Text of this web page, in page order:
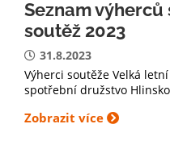
Seznam
soutěž 2023
31.8.2023
Výherci soutěže Velká
spotřební družstvo Hlinsko
Zobrazit více